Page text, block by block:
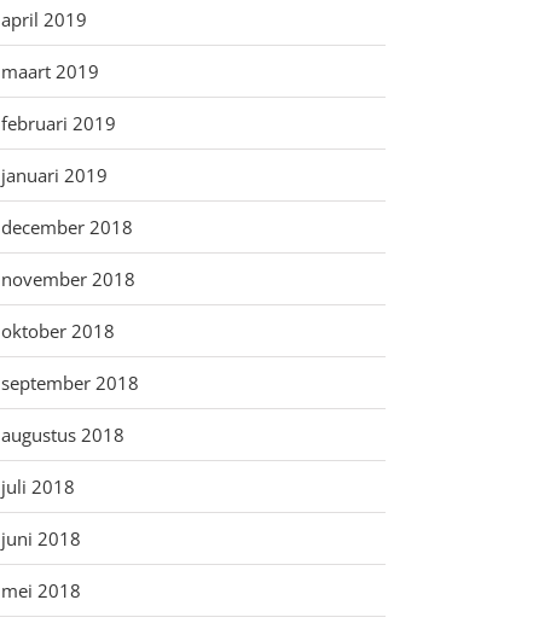
april 2019
maart 2019
februari 2019
januari 2019
december 2018
november 2018
oktober 2018
september 2018
augustus 2018
juli 2018
juni 2018
mei 2018